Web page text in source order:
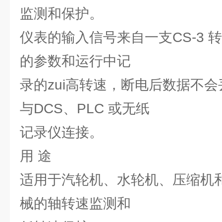
监测和保护。
仪表的输入信号来自一支CS-3
的参数和运行中记
录的zui高转速，断电后数据不
与DCS、PLC 或无纸
记录仪连接。
用 途
适用于汽轮机、水轮机、压缩机
械的轴转速监测和